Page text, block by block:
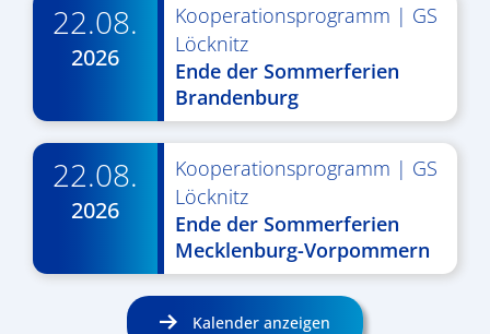
22.08.
2026
Kooperationsprogramm | GS
Löcknitz
Ende der Sommerferien
Brandenburg
22.08.
2026
Kooperationsprogramm | GS
Löcknitz
Ende der Sommerferien
Mecklenburg-Vorpommern
Kalender anzeigen